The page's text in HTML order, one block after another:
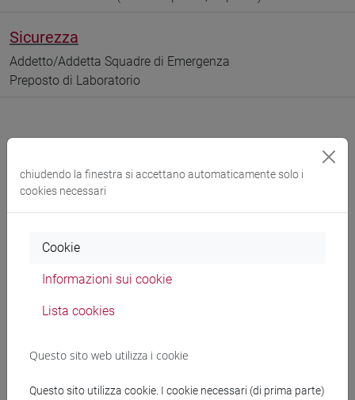
Sicurezza
Addetto/Addetta Squadre di Emergenza
Preposto di Laboratorio
Ricerca
Non ci sono insegnamenti per l'anno accademico
chiudendo la finestra si accettano automaticamente solo i
cookies necessari
Cookie
Informazioni sui cookie
Lista cookies
Questo sito web utilizza i cookie
Questo sito utilizza cookie. I cookie necessari (di prima parte)